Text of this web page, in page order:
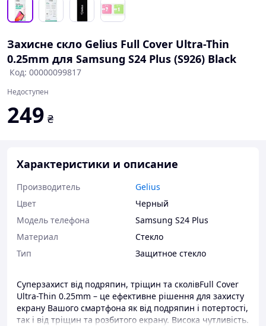
Захисне скло Gelius Full Cover Ultra-Thin
0.25mm для Samsung S24 Plus (S926) Black
Код: 00000099817
Недоступен
249 ₴
Характеристики и описание
Производитель
Gelius
Цвет
Черный
Модель телефона
Samsung S24 Plus
Материал
Стекло
Тип
Защитное стекло
Cуперзахист від подряпин, тріщин та сколівFull Cover
Ultra-Thin 0.25mm – це ефективне рішення для захисту
екрану Вашого смартфона як від подряпин і потертості,
так і від тріщин та розбитого екрану. Висока чутливість.